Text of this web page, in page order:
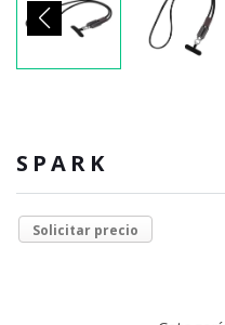
SPARK
Solicitar precio